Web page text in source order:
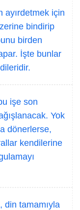
ayırdetmek için
bindirip
birden
İşte bunlar
işe son
Yok
dönerlerse,
kendilerine
din tamamıyla